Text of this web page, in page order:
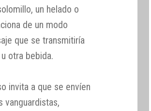
un helado o
de un modo
que se transmitiría
otra bebida.
invita a que se envíen